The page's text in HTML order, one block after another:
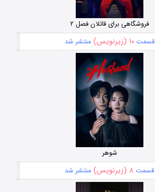
فروشگاهی برای قاتلان فصل ۲
قسمت۱۰ (زیرنویس) منتشر شد
شوهر
قسمت ۸ (زیرنویس) منتشر شد